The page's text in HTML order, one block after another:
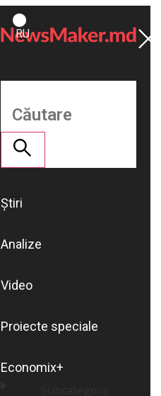
ROMÂNĂ
RU
Susține
NM
Știri
Analize
Video
Proiecte speciale
Economix+